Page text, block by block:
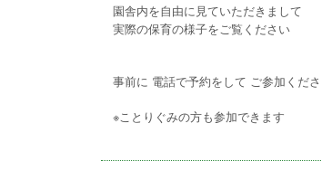
園舎内を自由に見ていただきまして
実際の保育の様子をご覧ください
事前に 電話で予約をして ご参加くだ
※ことりぐみの方も参加できます